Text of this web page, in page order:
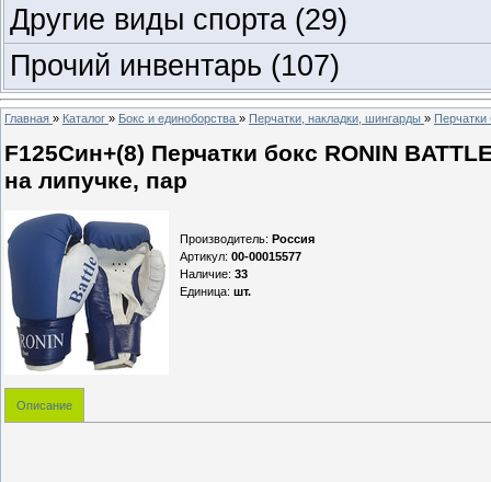
Другие виды спорта (29)
Прочий инвентарь (107)
Главная » Каталог » Бокс и единоборства » Перчатки, накладки, шингарды » Перчатки
F125Син+(8) Перчатки бокc RONIN
на липучке, пар
Производитель: Россия
Артикул: 00-00015577
Наличие: 33
Единица: шт.
Описание